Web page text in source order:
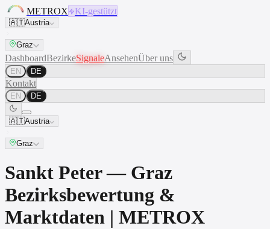
METROX KI-gestützt
🇦🇹Austria
Graz
DashboardBezirkeSignaleAnsehenÜber uns
EN DE
Kontakt
EN DE
🇦🇹Austria
Graz
Sankt Peter — Graz
Bezirksbewertung &
Marktdaten | METROX